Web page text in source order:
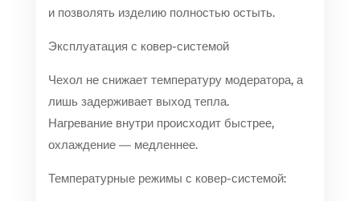
и позволять изделию полностью остыть.
Эксплуатация с ковер-системой
Чехол не снижает температуру модератора, а
лишь задерживает выход тепла.
Нагревание внутри происходит быстрее,
охлаждение — медленнее.
Температурные режимы с ковер-системой: